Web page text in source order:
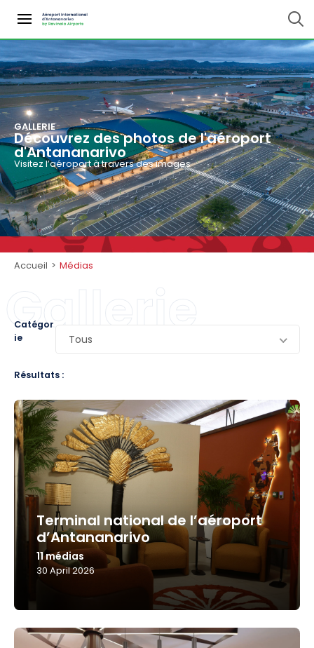
GALLERIE
Découvrez des photos de l'aéroport
d'Antananarivo
Visitez l’aéroport à travers des images
Accueil > Médias
Catégor
ie
Tous
Gallerie
Résultats :
Terminal national de l’aéroport
d’Antananarivo
11 médias
30 April 2026